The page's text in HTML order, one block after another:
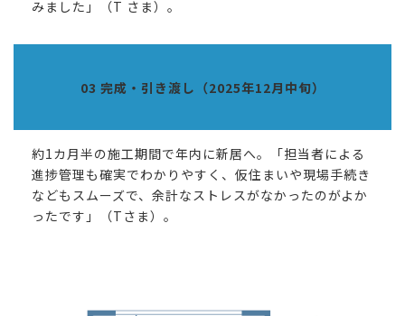
みました」（T さま）。
03 完成・引き渡し（2025年12月中旬）
約1カ月半の施工期間で年内に新居へ。「担当者による
進捗管理も確実でわかりやすく、仮住まいや現場手続き
などもスムーズで、余計なストレスがなかったのがよか
ったです」（Tさま）。